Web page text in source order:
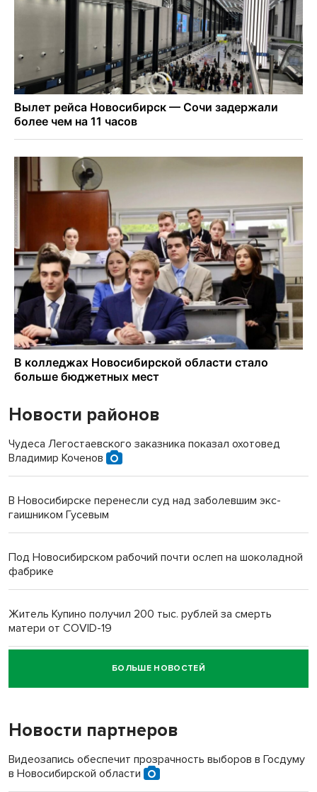
Новости районов
Чудеса Легостаевского заказника показал охотовед
Владимир Коченов
В Новосибирске перенесли суд над заболевшим экс-
гаишником Гусевым
Под Новосибирском рабочий почти ослеп на шоколадной
фабрике
Житель Купино получил 200 тыс. рублей за смерть
матери от COVID-19
Новосибирский суд наказал водителя за смерть
пенсионерки на вокзале
«Мы живём на пастбище!»: в новосибирском селе лошади
терроризируют жителей
Инвалид получил условный срок за избиение врачей
БОЛЬШЕ НОВОСТЕЙ
Новости партнеров
Видеозапись обеспечит прозрачность выборов в Госдуму
в Новосибирской области